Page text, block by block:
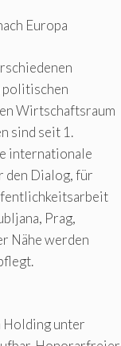
Europa
politischen
Wirtschaftsraum
sind seit 1.
internationale
den Dialog, für
Prag,
Nähe werden
Holding unter